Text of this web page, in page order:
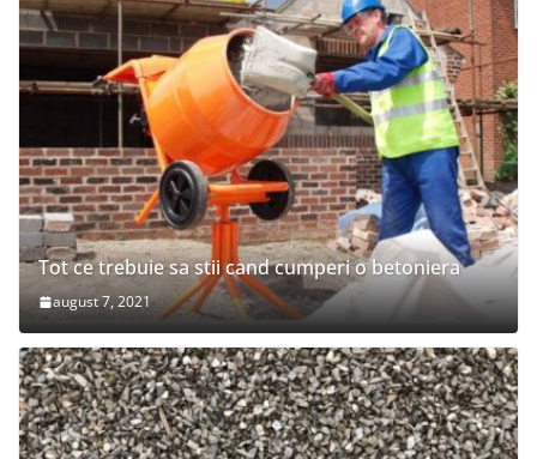
Tot ce trebuie sa stii cand cumperi o betoniera
august 7, 2021